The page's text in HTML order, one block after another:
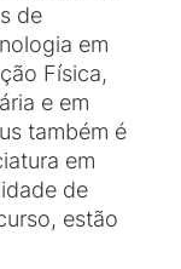
de
em
Física,
e em
também é
em
de
estão